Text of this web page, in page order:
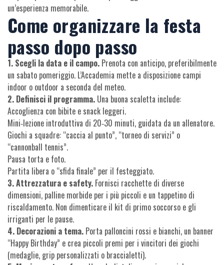
un’esperienza memorabile.
Come organizzare la festa
passo dopo passo
1. Scegli la data e il campo. Prenota con anticipo, preferibilmente
un sabato pomeriggio. L’Accademia mette a disposizione campi
indoor o outdoor a seconda del meteo.
2. Definisci il programma. Una buona scaletta include:
Accoglienza con bibite e snack leggeri.
Mini‑lezione introduttiva di 20‑30 minuti, guidata da un allenatore.
Giochi a squadre: “caccia al punto”, “torneo di servizi” o
“cannonball tennis”.
Pausa torta e foto.
Partita libera o “sfida finale” per il festeggiato.
3. Attrezzatura e safety. Fornisci racchette di diverse
dimensioni, palline morbide per i più piccoli e un tappetino di
riscaldamento. Non dimenticare il kit di primo soccorso e gli
irriganti per le pause.
4. Decorazioni a tema. Porta palloncini rossi e bianchi, un banner
“Happy Birthday” e crea piccoli premi per i vincitori dei giochi
(medaglie, grip personalizzati o braccialetti).